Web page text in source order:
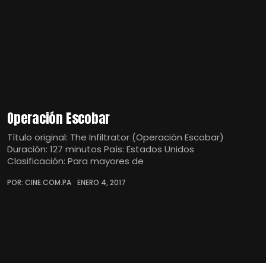
Operación Escobar
Título original: The Infiltrator (Operación Escobar)
Duración: 127 minutos País: Estados Unidos
Clasificación: Para mayores de
POR: CINE.COM.PA ENERO 4, 2017